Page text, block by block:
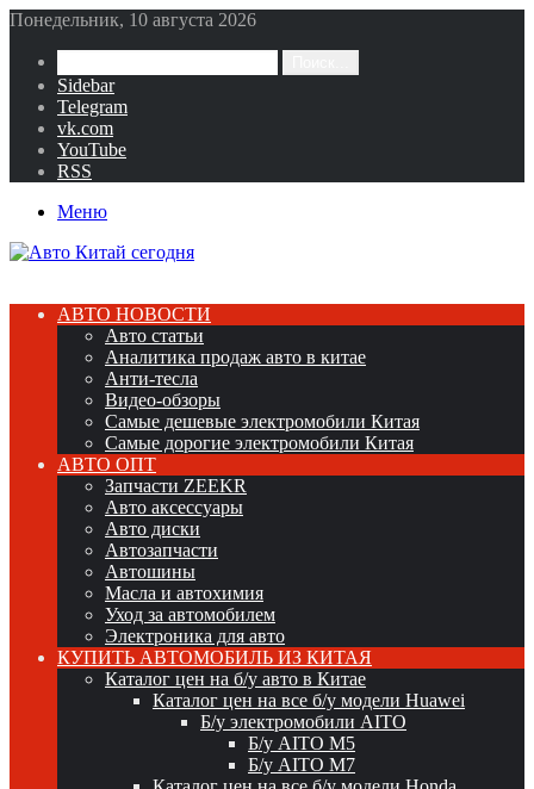
Понедельник, 10 августа 2026
Sidebar
Telegram
vk.com
YouTube
RSS
Меню
АВТО НОВОСТИ
Авто статьи
Аналитика продаж авто в китае
Анти-тесла
Видео-обзоры
Самые дешевые электромобили Китая
Самые дорогие электромобили Китая
АВТО ОПТ
Запчасти ZEEKR
Авто аксессуары
Авто диски
Автозапчасти
Автошины
Масла и автохимия
Уход за автомобилем
Электроника для авто
КУПИТЬ АВТОМОБИЛЬ ИЗ КИТАЯ
Каталог цен на б/у авто в Китае
Каталог цен на все б/у модели Huawei
Б/у электромобили AITO
Б/у AITO M5
Б/у AITO M7